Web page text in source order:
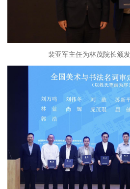
裴亚军主任为林茂院长颁